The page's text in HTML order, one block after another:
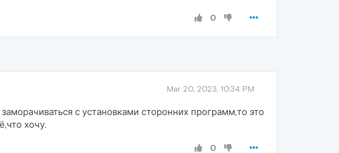
0
Mar 20, 2023, 10:34 PM
с установками сторонних программ,то это
хочу.
0